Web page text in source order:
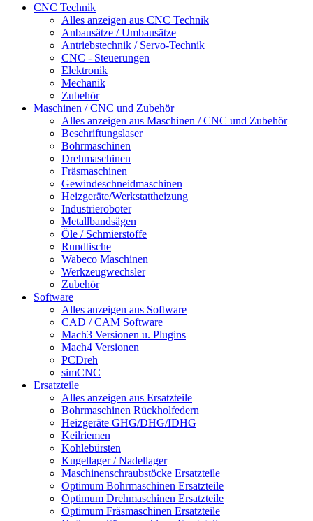
CNC Technik
Alles anzeigen aus CNC Technik
Anbausätze / Umbausätze
Antriebstechnik / Servo-Technik
CNC - Steuerungen
Elektronik
Mechanik
Zubehör
Maschinen / CNC und Zubehör
Alles anzeigen aus Maschinen / CNC und Zubehör
Beschriftungslaser
Bohrmaschinen
Drehmaschinen
Fräsmaschinen
Gewindeschneidmaschinen
Heizgeräte/Werkstattheizung
Industrieroboter
Metallbandsägen
Öle / Schmierstoffe
Rundtische
Wabeco Maschinen
Werkzeugwechsler
Zubehör
Software
Alles anzeigen aus Software
CAD / CAM Software
Mach3 Versionen u. Plugins
Mach4 Versionen
PCDreh
simCNC
Ersatzteile
Alles anzeigen aus Ersatzteile
Bohrmaschinen Rückholfedern
Heizgeräte GHG/DHG/IDHG
Keilriemen
Kohlebürsten
Kugellager / Nadellager
Maschinenschraubstöcke Ersatzteile
Optimum Bohrmaschinen Ersatzteile
Optimum Drehmaschinen Ersatzteile
Optimum Fräsmaschinen Ersatzteile